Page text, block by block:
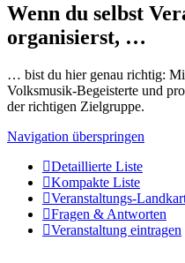
Wenn du selbst
organisierst, …
… bist du hier genau richtig:
Volksmusik-Begeisterte und
der richtigen Zielgruppe.
Navigation überspringen
Detaillierte Liste
Kompakte Liste
Veranstaltungs-
Fragen & Antworten
Veranstaltung eintragen